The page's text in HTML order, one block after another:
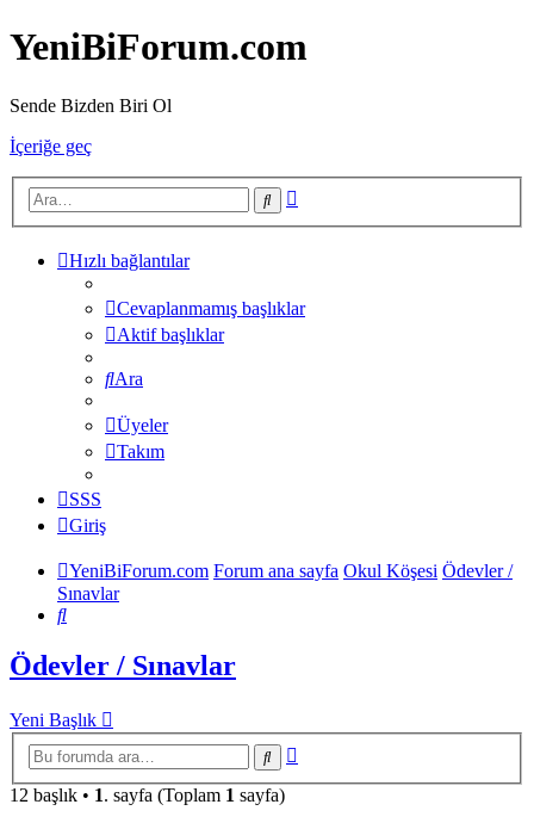
YeniBiForum.com
Sende Bizden Biri Ol
İçeriğe geç
Ara
Hızlı bağlantılar
Cevaplanmamış başlıklar
Aktif başlıklar
Ara
Üyeler
Takım
SSS
Giriş
YeniBiForum.com Forum ana sayfa Okul Köşesi Ödevler /
Sınavlar
Ara
Ödevler / Sınavlar
Yeni Başlık
Ara
12 başlık • 1. sayfa (Toplam 1 sayfa)